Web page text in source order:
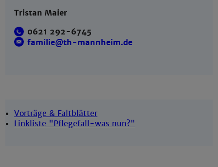
Tristan Maier
0621 292-6745
familie@th-mannheim.de
Vorträge & Faltblätter
Linkliste "Pflegefall-was nun?"